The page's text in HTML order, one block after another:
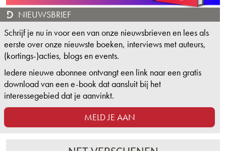
NIEUWSBRIEF
Schrijf je nu in voor een van onze nieuwsbrieven en lees als
eerste over onze nieuwste boeken, interviews met auteurs,
(kortings-)acties, blogs en events.
Iedere nieuwe abonnee ontvangt een link naar een gratis
download van een e-book dat aansluit bij het
interessegebied dat je aanvinkt.
MELD JE AAN